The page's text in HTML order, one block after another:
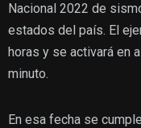
Nacional 2022 de
estados del país. El
horas y se activará en
minuto.
En esa fecha se